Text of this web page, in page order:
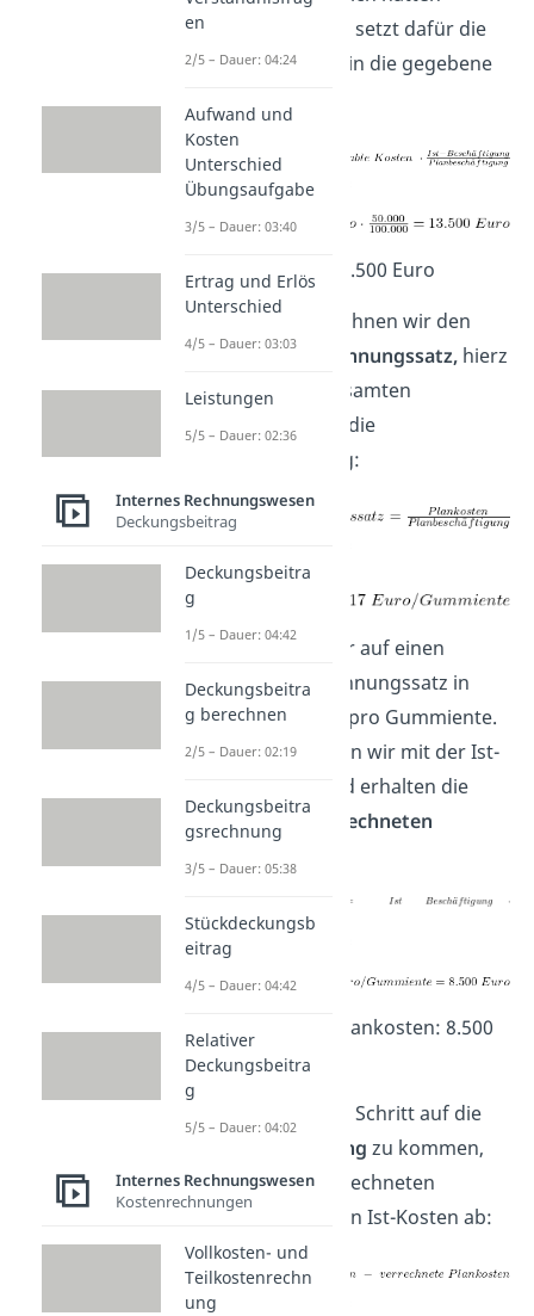
anfallen sollen. Du setzt dafür die
benötigten Werte in die gegebene
Soll-Kosten: 13.500 Euro
Als nächstes berechnen wir den
Plankostenverrechnungssatz,hierz
u teilen wir die gesamten
Plankosten durch die
Planbeschäftigung:
Somit kommen wir auf einen
Plankostenverrechnungssatz in
Höhe von 17 Cent pro Gummiente.
Diese multiplizieren wir mit der Ist-
Beschäftigung und erhalten die
sogenanntenverrechneten
Verrechnete Plankosten: 8.500
Euro
Um nun im letzten Schritt auf die
Gesamtabweichung zu kommen,
ziehen wir die verrechneten
Plankosten von den Ist-Kosten ab:
en
2/5 – Dauer: 04:24
Aufwand und
Kosten
Unterschied
Übungsaufgabe
3/5 – Dauer: 03:40
Ertrag und Erlös
Unterschied
4/5 – Dauer: 03:03
Leistungen
5/5 – Dauer: 02:36
Internes Rechnungswesen
Deckungsbeitrag
Deckungsbeitra
g
1/5 – Dauer: 04:42
Deckungsbeitra
g berechnen
2/5 – Dauer: 02:19
Deckungsbeitra
gsrechnung
3/5 – Dauer: 05:38
Stückdeckungsb
eitrag
4/5 – Dauer: 04:42
Relativer
Deckungsbeitra
g
5/5 – Dauer: 04:02
Internes Rechnungswesen
Kostenrechnungen
Vollkosten- und
Teilkostenrechn
ung